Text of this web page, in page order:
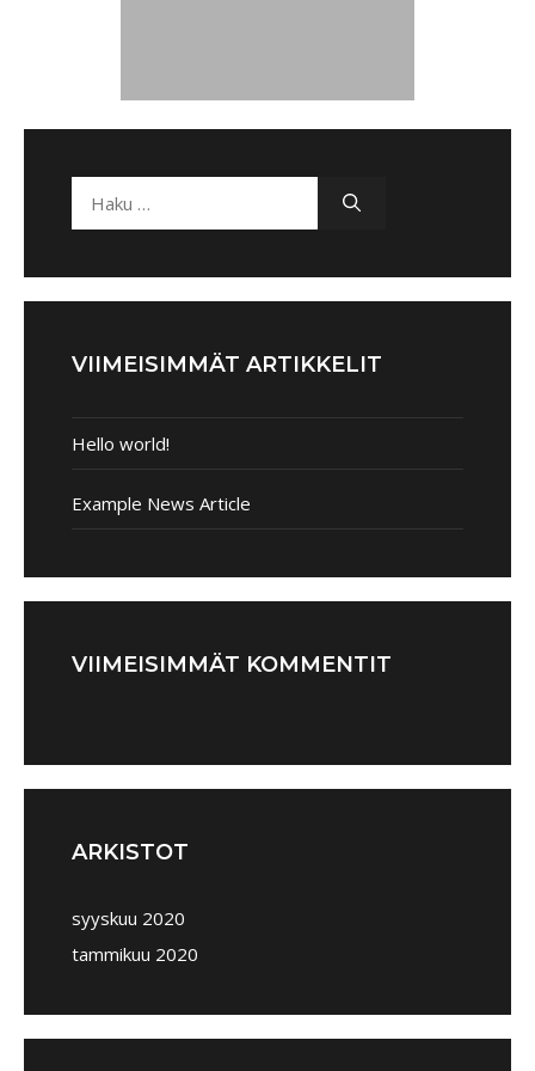
VIIMEISIMMÄT ARTIKKELIT
Hello world!
Example News Article
VIIMEISIMMÄT KOMMENTIT
ARKISTOT
syyskuu 2020
tammikuu 2020